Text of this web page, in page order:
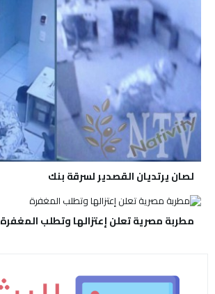
لصان يرتديان القصدير لسرقة بنك
مطربة مصرية تعلن إعتزالها وتطلب المغفرة